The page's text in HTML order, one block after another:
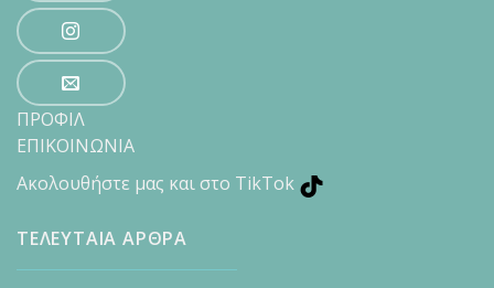
ΠΡΟΦΙΛ
ΕΠΙΚΟΙΝΩΝΙΑ
Ακολουθήστε μας και στο TikTok
ΤΕΛΕΥΤΑΙΑ ΑΡΘΡΑ